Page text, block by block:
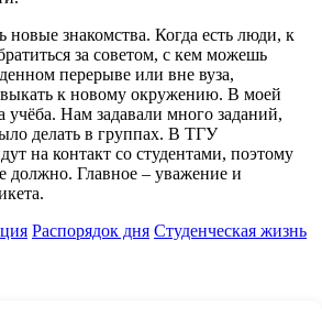
новые знакомства. Когда есть люди, к
за советом, с кем можешь
перерыве или вне вуза,
к новому окружению. В моей
учёба. Нам задавали много заданий,
делать в группах. В ТГУ
на контакт со студентами, поэтому
должно. Главное – уважение и
Распорядок дня Студенческая жизнь